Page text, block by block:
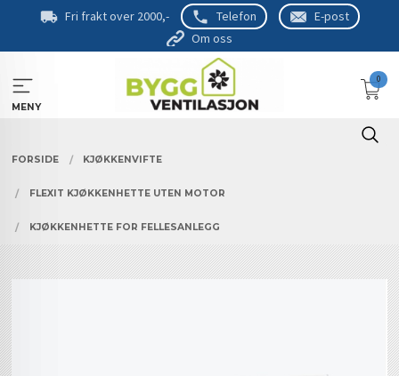
Fri frakt over 2000,- Telefon
E-post
Om oss
MENY
0
FORSIDE KJØKKENVIFTE
FLEXIT KJØKKENHETTE UTEN MOTOR
KJØKKENHETTE FOR FELLESANLEGG